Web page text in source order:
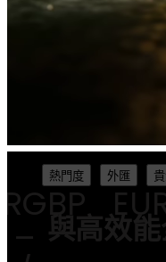
與高效
熱門度 外匯
–